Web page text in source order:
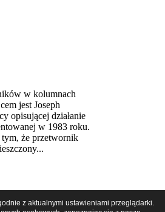
w kolumnach
jest Joseph
opisującej działanie
w 1983 roku.
że przetwornik
z aktualnymi ustawieniami przeglądarki.